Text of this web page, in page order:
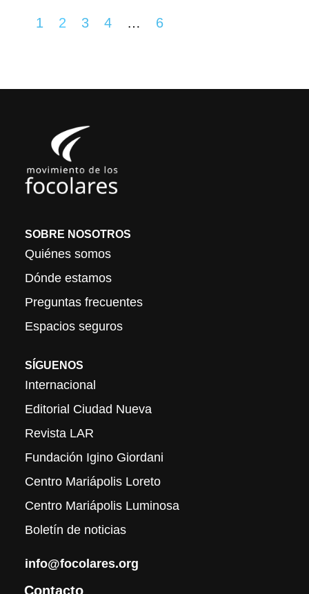
1 2 3 4 … 6
SOBRE NOSOTROS
Quiénes somos
Dónde estamos
Preguntas frecuentes
Espacios seguros
SÍGUENOS
Internacional
Editorial Ciudad Nueva
Revista LAR
Fundación Igino Giordani
Centro Mariápolis Loreto
Centro Mariápolis Luminosa
Boletín de noticias
info@focolares.org
Contacto